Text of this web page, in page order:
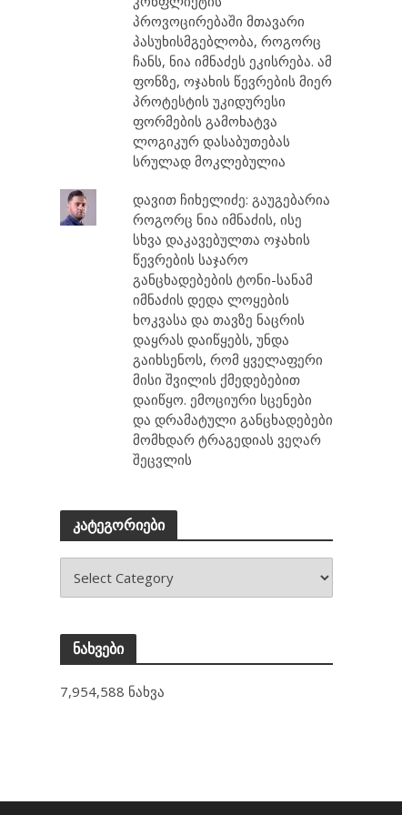
პროვოცირებაში მთავარი
პასუხისმგებლობა, როგორც
ჩანს, ნია იმნაძეს ეკისრება. ამ
ფონზე, ოჯახის წევრების მიერ
პროტესტის უკიდურესი
ფორმების გამოხატვა
ლოგიკურ დასაბუთებას
სრულად მოკლებულია
დავით ჩიხელიძე: გაუგებარია
როგორც ნია იმნაძის, ისე
სხვა დაკავებულთა ოჯახის
წევრების საჯარო
განცხადებების ტონი-სანამ
იმნაძის დედა ლოყების
ხოკვასა და თავზე ნაცრის
დაყრას დაიწყებს, უნდა
გაიხსენოს, რომ ყველაფერი
მისი შვილის ქმედებებით
დაიწყო. ემოციური სცენები
და დრამატული განცხადებები
მომხდარ ტრაგედიას ვეღარ
შეცვლის
კატეგორიები
ნახვები
7,954,588 ნახვა